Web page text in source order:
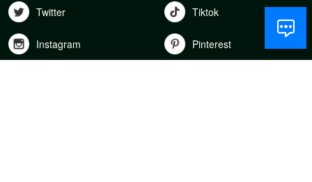
Twitter Tiktok
Instagram Pinterest